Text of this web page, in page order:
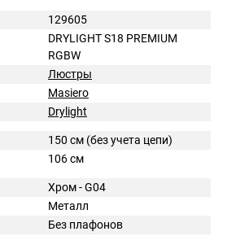
129605
DRYLIGHT S18 PREMIUM
RGBW
Люстры
Masiero
Drylight
150 см (без учета цепи)
106 см
Хром - G04
Металл
Без плафонов